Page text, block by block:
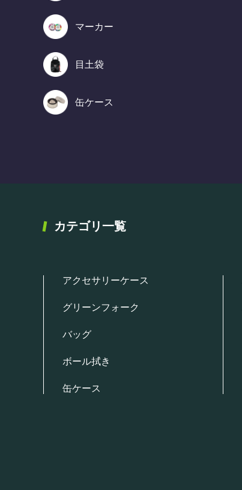
マーカー
目土袋
缶ケース
カテゴリ一覧
アクセサリーケース
グリーンフォーク
バッグ
ボール拭き
缶ケース